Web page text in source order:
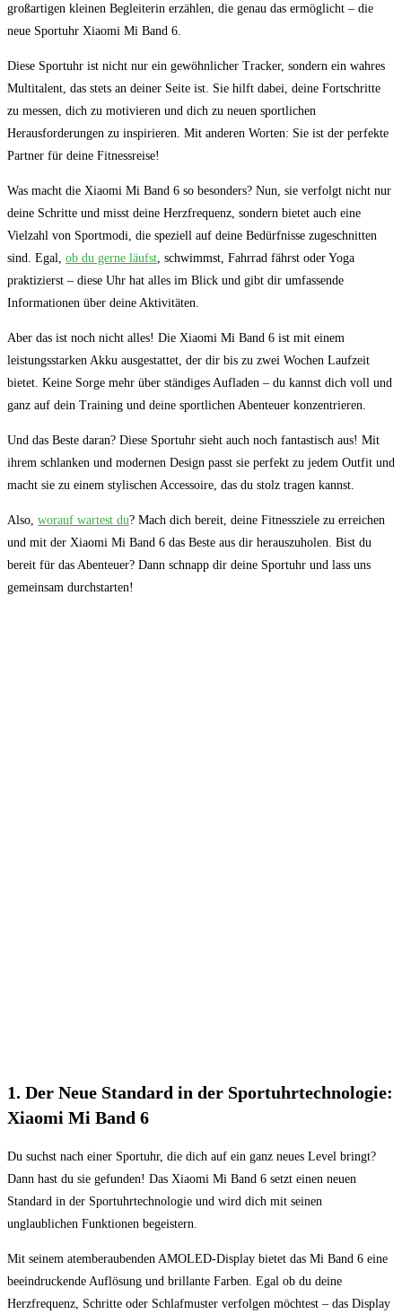
großartigen⁣ kleinen Begleiterin‌ erzählen, die genau das ermöglicht – die
neue Sportuhr Xiaomi Mi Band 6.
Diese Sportuhr ist nicht nur ein gewöhnlicher ​Tracker, ⁣sondern ein wahres
Multitalent, das stets an ‍deiner ⁣Seite‌ ist. ‍Sie⁤ hilft⁣ dabei, deine Fortschritte
zu messen, dich ⁤zu​ motivieren ‌und dich zu​ neuen‍ sportlichen
Herausforderungen‌ zu⁤ inspirieren. Mit anderen Worten: Sie ist der ‍perfekte
Partner für deine Fitnessreise!
Was macht die Xiaomi⁢ Mi Band 6 so ⁢besonders? Nun, ​sie ⁢verfolgt nicht⁤ nur
⁢deine Schritte und misst deine Herzfrequenz, sondern bietet auch eine⁤
Vielzahl von Sportmodi, ​die speziell auf deine Bedürfnisse zugeschnitten
sind. Egal, ob du gerne läufst , schwimmst, Fahrrad fährst oder Yoga
praktizierst – diese Uhr hat alles im Blick und ⁣gibt dir ⁢umfassende ​
Informationen über deine Aktivitäten.
Aber das ⁣ist noch nicht​ alles! Die Xiaomi ‍Mi⁤ Band 6 ist mit einem
⁣leistungsstarken Akku ausgestattet, der dir bis zu ⁢zwei ⁢Wochen Laufzeit
bietet. Keine⁢ Sorge mehr über ständiges ⁤Aufladen ⁢– du kannst ⁢dich voll und
ganz auf dein Training und deine sportlichen Abenteuer konzentrieren.
Und das Beste daran? Diese Sportuhr sieht auch noch fantastisch aus! Mit
⁣ihrem⁢ schlanken ‌und‍ modernen Design ‌passt sie perfekt zu jedem Outfit und
macht sie zu einem ​stylischen Accessoire, das du stolz⁣ tragen kannst.
Also, worauf wartest ⁣du? Mach​ dich bereit, deine Fitnessziele zu erreichen
und ⁢mit der ‍Xiaomi Mi‌ Band 6 das Beste aus⁢ dir herauszuholen.‌ Bist du
bereit ⁢für das Abenteuer?​ Dann schnapp dir deine Sportuhr und lass uns
gemeinsam durchstarten!
1. Der Neue Standard ‌in der Sportuhrtechnologie:
⁤Xiaomi⁢ Mi‍ Band​ 6
Du suchst nach⁣ einer Sportuhr, die dich auf ein ganz neues Level bringt?
Dann hast ‍du sie gefunden! Das Xiaomi Mi Band 6 setzt​ einen neuen⁤
Standard ⁤in der Sportuhrtechnologie und wird‍ dich mit seinen
unglaublichen Funktionen begeistern.
Mit seinem atemberaubenden AMOLED-Display ‌bietet ⁣das Mi ⁣Band 6 eine
beeindruckende ​Auflösung ⁣und brillante Farben. Egal ob du deine
Herzfrequenz, Schritte oder Schlafmuster verfolgen möchtest – das Display